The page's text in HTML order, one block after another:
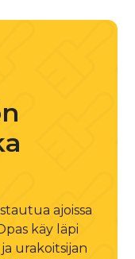
ajoissa
käy läpi
urakoitsijan